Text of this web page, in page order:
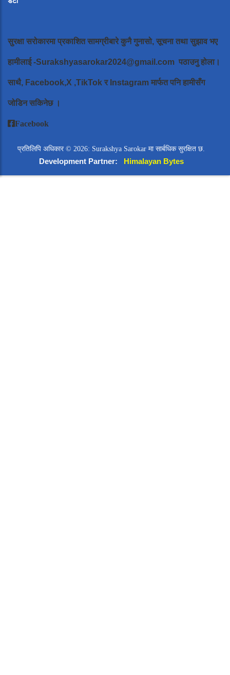
सुरक्षा सरोकारमा प्रकाशित सामग्रीबारे कुनै गुनासो, सूचना तथा सुझाव भए
हामीलाई-Surakshyasarokar2024@gmail.com पठाउनु होला।
साथै, Facebook,X ,TikTok र Instagram मार्फत पनि हामीसँग
जोडिन सकिनेछ ।
Facebook
प्रतिलिपि अधिकार © 2026: Surakshya Sarokar मा सार्बधिक सुरक्षित छ.
Development Partner: Himalayan Bytes